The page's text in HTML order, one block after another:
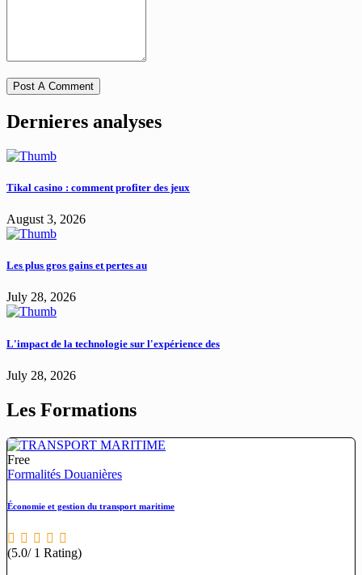
Dernieres analyses
Tikal casino : comment profiter des jeux
August 3, 2026
Les plus gros gains et pertes au
July 28, 2026
L'impact de la technologie sur l'expérience des
July 28, 2026
Les Formations
Free
Formalités Douanières
Économie et gestion du transport maritime
(5.0/ 1 Rating)